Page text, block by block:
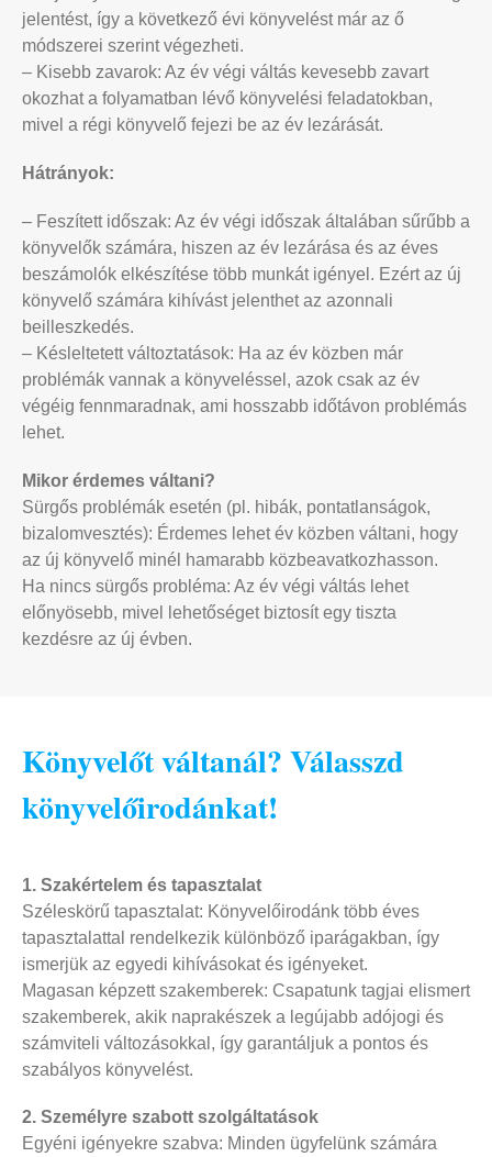
jelentést, így a következő évi könyvelést már az ő
módszerei szerint végezheti.
– Kisebb zavarok: Az év végi váltás kevesebb zavart
okozhat a folyamatban lévő könyvelési feladatokban,
mivel a régi könyvelő fejezi be az év lezárását.
Hátrányok:
– Feszített időszak: Az év végi időszak általában sűrűbb a
könyvelők számára, hiszen az év lezárása és az éves
beszámolók elkészítése több munkát igényel. Ezért az új
könyvelő számára kihívást jelenthet az azonnali
beilleszkedés.
– Késleltetett változtatások: Ha az év közben már
problémák vannak a könyveléssel, azok csak az év
végéig fennmaradnak, ami hosszabb időtávon problémás
lehet.
Mikor érdemes váltani?
Sürgős problémák esetén (pl. hibák, pontatlanságok,
bizalomvesztés): Érdemes lehet év közben váltani, hogy
az új könyvelő minél hamarabb közbeavatkozhasson.
Ha nincs sürgős probléma: Az év végi váltás lehet
előnyösebb, mivel lehetőséget biztosít egy tiszta
kezdésre az új évben.
Könyvelőt váltanál? Válasszd
könyvelőirodánkat!
1. Szakértelem és tapasztalat
Széleskörű tapasztalat: Könyvelőirodánk több éves
tapasztalattal rendelkezik különböző iparágakban, így
ismerjük az egyedi kihívásokat és igényeket.
Magasan képzett szakemberek: Csapatunk tagjai elismert
szakemberek, akik naprakészek a legújabb adójogi és
számviteli változásokkal, így garantáljuk a pontos és
szabályos könyvelést.
2. Személyre szabott szolgáltatások
Egyéni igényekre szabva: Minden ügyfelünk számára